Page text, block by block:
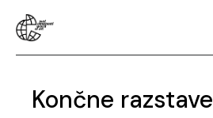
Končne razstave